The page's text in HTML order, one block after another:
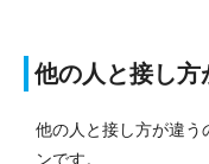
他の人と接し方
他の人と接し方が違う
ンです。